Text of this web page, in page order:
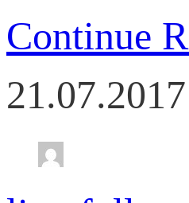
Continue
21.07.2017